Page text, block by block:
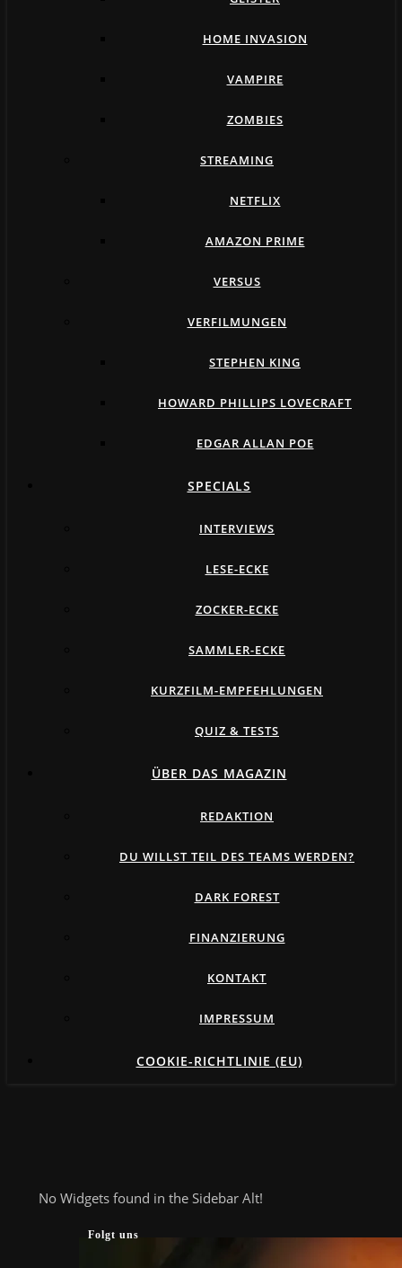
HOME INVASION
VAMPIRE
ZOMBIES
STREAMING
NETFLIX
AMAZON PRIME
VERSUS
VERFILMUNGEN
STEPHEN KING
HOWARD PHILLIPS LOVECRAFT
EDGAR ALLAN POE
SPECIALS
INTERVIEWS
LESE-ECKE
ZOCKER-ECKE
SAMMLER-ECKE
KURZFILM-EMPFEHLUNGEN
QUIZ & TESTS
ÜBER DAS MAGAZIN
REDAKTION
DU WILLST TEIL DES TEAMS WERDEN?
DARK FOREST
FINANZIERUNG
KONTAKT
IMPRESSUM
COOKIE-RICHTLINIE (EU)
No Widgets found in the Sidebar Alt!
Folgt uns